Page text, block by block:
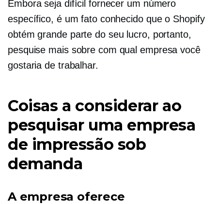
Embora seja difícil fornecer um número
específico, é um fato conhecido que o Shopify
obtém grande parte do seu lucro, portanto,
pesquise mais sobre com qual empresa você
gostaria de trabalhar.
Coisas a considerar ao
pesquisar uma empresa
de impressão sob
demanda
A empresa oferece